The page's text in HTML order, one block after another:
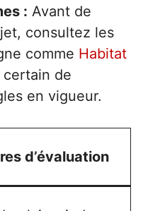
: Avant de
consultez les
comme Habitat
de
en vigueur.
d’évaluation